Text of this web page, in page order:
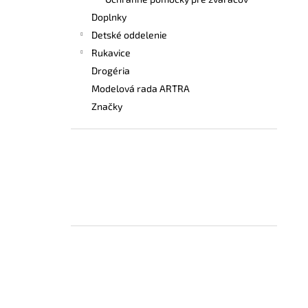
Doplnky
Detské oddelenie
Rukavice
Drogéria
Modelová rada ARTRA
Značky
VYSOKÁ BEZPEČNOSTNÁ OBUV UVEX 2
6935 S3 SRC TREND ČIERNA
€103,80